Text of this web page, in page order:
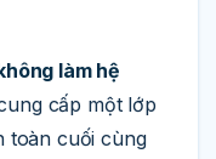
làm hệ
cấp một lớp
toàn cuối cùng